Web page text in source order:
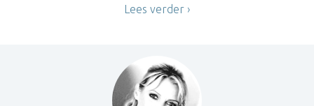
Lees verder